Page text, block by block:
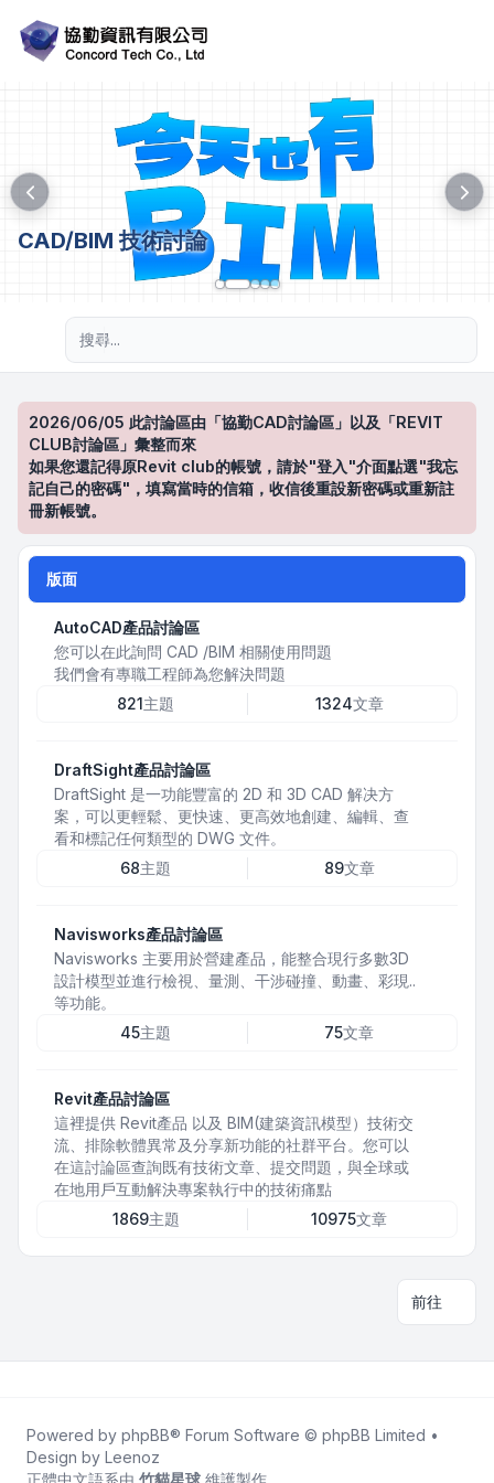
CAD/BIM 技術討論
2026/06/05 此討論區由「協勤CAD討論區」以及「REVIT
CLUB討論區」彙整而來
如果您還記得原Revit club的帳號，請於"登入"介面點選"我忘
記自己的密碼"，填寫當時的信箱，收信後重設新密碼或重新註
冊新帳號。
版面
AutoCAD產品討論區
您可以在此詢問 CAD /BIM 相關使用問題
我們會有專職工程師為您解決問題
821主題 1324文章
DraftSight產品討論區
DraftSight 是一功能豐富的 2D 和 3D CAD 解决方
案，可以更輕鬆、更快速、更高效地創建、編輯、查
看和標記任何類型的 DWG 文件。
68主題 89文章
Navisworks產品討論區
Navisworks 主要用於營建產品，能整合現行多數3D
設計模型並進行檢視、量測、干涉碰撞、動畫、彩現..
等功能。
45主題 75文章
Revit產品討論區
這裡提供 Revit產品 以及 BIM(建築資訊模型）技術交
流、排除軟體異常及分享新功能的社群平台。您可以
在這討論區查詢既有技術文章、提交問題，與全球或
在地用戶互動解決專案執行中的技術痛點
1869主題 10975文章
前往
Powered by phpBB® Forum Software © phpBB Limited •
Design by Leenoz
正體中文語系由 竹貓星球 維護製作